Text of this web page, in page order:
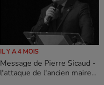
IL Y A 4 MOIS
Message de Pierre Sicaud -
l'attaque de l'ancien maire